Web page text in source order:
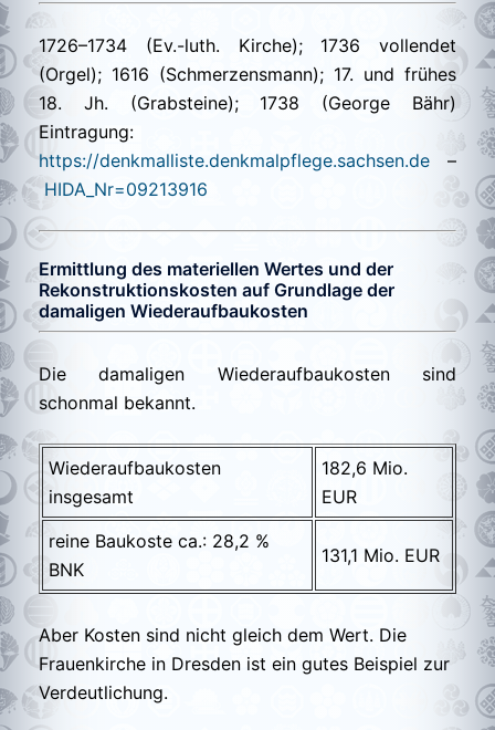
1726–1734 (Ev.-luth. Kirche); 1736 vollendet
(Orgel); 1616 (Schmerzensmann); 17. und frühes
18. Jh. (Grabsteine); 1738 (George Bähr)
Eintragung:
https://denkmalliste.denkmalpflege.sachsen.de –
HIDA_Nr=09213916
Ermittlung des materiellen Wertes und der
Rekonstruktionskosten auf Grundlage der
damaligen Wiederaufbaukosten
Die damaligen Wiederaufbaukosten sind
schonmal bekannt.
Wiederaufbaukosten
insgesamt
182,6 Mio.
EUR
reine Baukoste ca.: 28,2 %
BNK
131,1 Mio. EUR
Aber Kosten sind nicht gleich dem Wert. Die
Frauenkirche in Dresden ist ein gutes Beispiel zur
Verdeutlichung.